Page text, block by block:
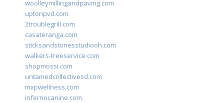
woolleymillingandpaving.com
uptonpvd.com
2troublegrill.com
casateranga.com
sticksandstonesstudiooh.com
walkers-treeservice.com
shopmossi.com
untamedcollectivesd.com
mxpwellness.com
infernocanine.com